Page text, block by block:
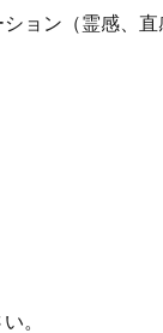
ョン（霊感、
。